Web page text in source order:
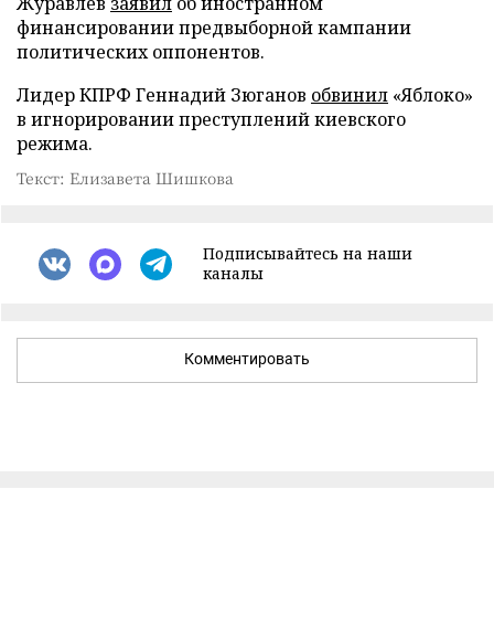
финансировании предвыборной кампании
политических оппонентов.
Лидер КПРФ Геннадий Зюганов обвинил «Яблоко»
в игнорировании преступлений киевского
режима.
Текст: Елизавета Шишкова
Подписывайтесь на наши
каналы
Комментировать